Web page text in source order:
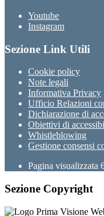
Youtube
Instagram
Sezione Link Utili
Cookie policy
Note legali
Informativa Privacy
Ufficio Relazioni
Dichiarazione di
Obiettivi di
Whistleblowing
Gestione consensi
Pagina visualizzata
Sezione Copyright